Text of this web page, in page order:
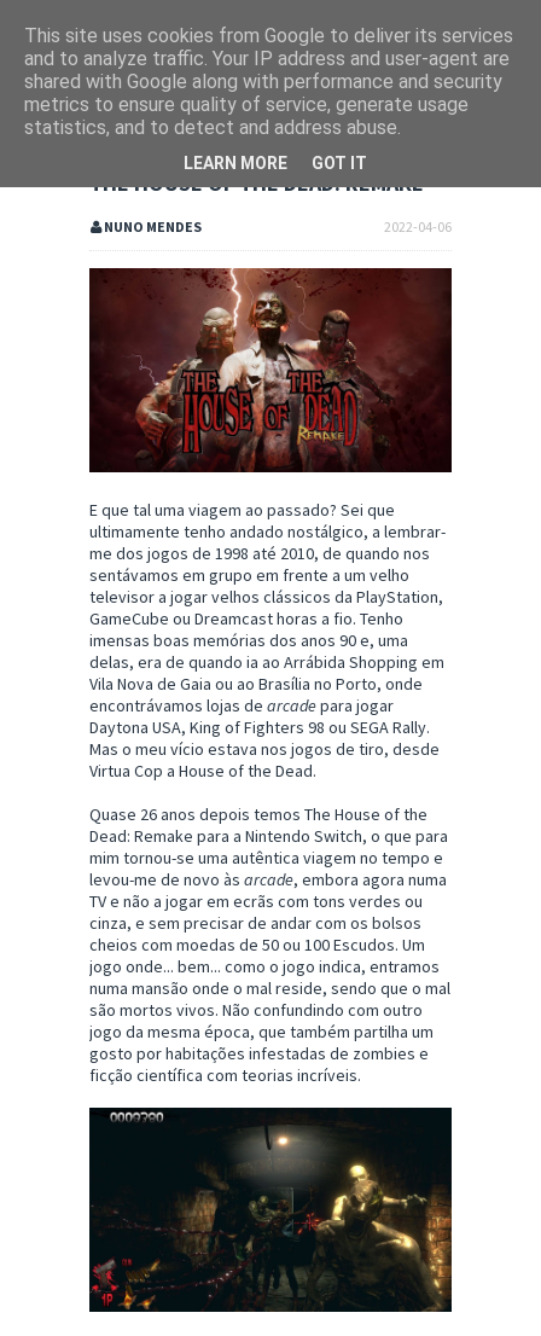
THE HOUSE OF THE DEAD: REMAKE
2022-04-06
NUNO MENDES
E que tal uma viagem ao passado? Sei que
ultimamente tenho andado nostálgico, a lembrar-
me dos jogos de 1998 até 2010, de quando nos
sentávamos em grupo em frente a um velho
televisor a jogar velhos clássicos da PlayStation,
GameCube ou Dreamcast horas a fio. Tenho
imensas boas memórias dos anos 90 e, uma
delas, era de quando ia ao Arrábida Shopping em
Vila Nova de Gaia ou ao Brasília no Porto, onde
encontrávamos lojas de arcadepara jogar
Daytona USA, King of Fighters 98 ou SEGA Rally.
Mas o meu vício estava nos jogos de tiro, desde
Virtua Cop a House of the Dead.
Quase 26 anos depois temos The House of the
Dead: Remake para a Nintendo Switch, o que para
mim tornou-se uma autêntica viagem no tempo e
levou-me de novo às arcade, embora agora numa
TV e não a jogar em ecrãs com tons verdes ou
cinza, e sem precisar de andar com os bolsos
cheios com moedas de 50 ou 100 Escudos. Um
jogo onde... bem... como o jogo indica, entramos
numa mansão onde o mal reside, sendo que o mal
são mortos vivos. Não confundindo com outro
jogo da mesma época, que também partilha um
gosto por habitações infestadas de zombies e
ficção científica com teorias incríveis.
This site uses cookies from Google to deliver its services
and to analyze traffic. Your IP address and user-agent are
shared with Google along with performance and security
metrics to ensure quality of service, generate usage
statistics, and to detect and address abuse.
LEARN MORE GOT IT